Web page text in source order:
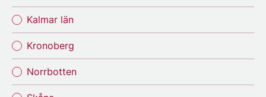
Kalmar län
Kronoberg
Norrbotten